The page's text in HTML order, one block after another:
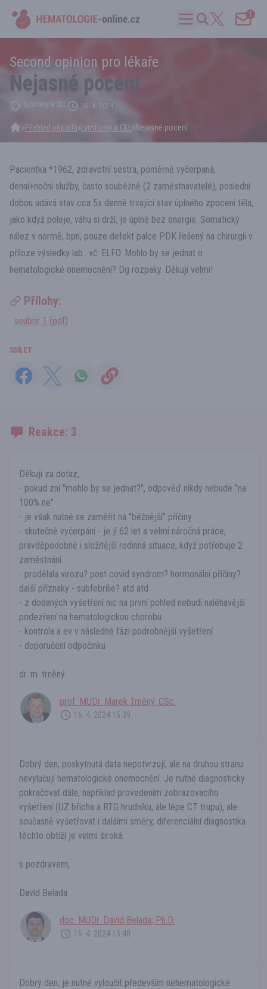
1
Second opinion pro lékaře
Nejasné pocení
Lymfomy a CLL 16. 4. 2024
»Přehled případů» Lymfomy a CLL »Nejasné pocení
Pacientka *1962, zdravotní sestra, poměrně vyčerpaná,
denní+noční služby, často souběžně (2 zaměstnavatelé), poslední
dobou udává stav cca 5x denně trvající stav úplného zpocení těla,
jako když poleje, váhu si drží, je úplně bez energie. Somatický
nález v normě, bpn, pouze defekt palce PDK řešený na chirurgii v
příloze výsledky lab.. vč. ELFO. Mohlo by se jednat o
hematologické onemocnění? Dg rozpaky. Děkuji velmi!
Přílohy:
soubor 1 (pdf)
SDÍLET
Reakce: 3
Děkuji za dotaz,
- pokud zní "mohlo by se jednat?", odpověď nikdy nebude "na
100% ne"
- je však nutné se zaměřit na "běžnější" příčiny
- skutečně vyčerpání - je jí 62 let a velmi náročná práce,
pravděpodobně i složitější rodinná situace, když potřebuje 2
zaměstnání
- prodělala virozu? post covid syndrom? hormonální příčiny?
další příznaky - subfebrilie? atd atd
- z dodaných vyšetření nic na první pohled nebudí naléhavější
podezření na hematologickou chorobu
- kontrola a ev v následné fázi podrobnější vyšetření
- doporučení odpočinku
dr. m. trněný
prof. MUDr. Marek Trněný, CSc.
16. 4. 2024 15:39
Dobrý den, poskytnutá data nepotvrzují, ale na druhou stranu
nevylučují hematologické onemocnění. Je nutné diagnosticky
pokračovat dále, například provedením zobrazovacího
vyšetření (UZ břicha a RTG hrudníku, ale lépe CT trupu), ale
současně vyšetřovat i dalšími směry, diferenciální diagnostika
těchto obtíží je velmi široká.
s pozdravem,
David Belada
doc. MUDr. David Belada, Ph.D.
16. 4. 2024 15:40
Dobrý den, je nutné vyloučit především nehematologické